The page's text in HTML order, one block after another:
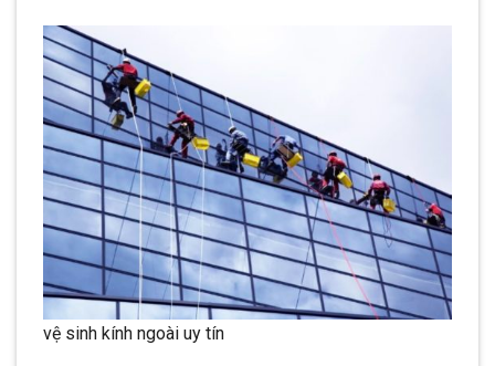
vệ sinh kính ngoài uy tín